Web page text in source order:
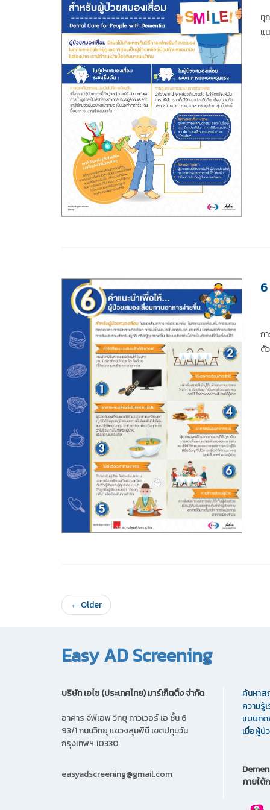
ทุ
แ
ก
ตั
← Older
Easy AD Screening
บริษัท เอไซ (ประเทศไทย) มาร์เก็ตติ้ง จํากัด
อาคาร จีพีเอฟ วิทยุ ทาวเวอร์ เอ ชั้น 6
93/1 ถนนวิทยุ แขวงลุมพินี เขตปทุมวัน
กรุงเทพฯ 10330
easyadscreening@gmail.com
ค้นหาส
ความรู้
แบบท
เมื่อผู้ป่
ภายใต้